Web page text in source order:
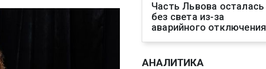
Часть Львова осталась
без света из-за
аварийного отключения
АНАЛИТИКА